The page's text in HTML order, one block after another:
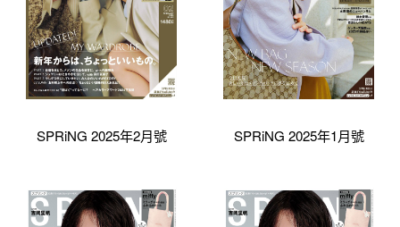
SPRiNG 2025年2月號 SPRiNG 2025年1月號